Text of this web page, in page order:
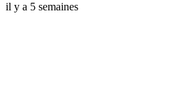
il y a 5 semaines